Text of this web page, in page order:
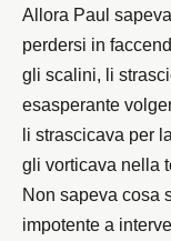
Allora Paul
perdersi in
gli scalini, li
esasperante
li strascicava per
gli vorticava nella
Non sapeva cosa
impotente a